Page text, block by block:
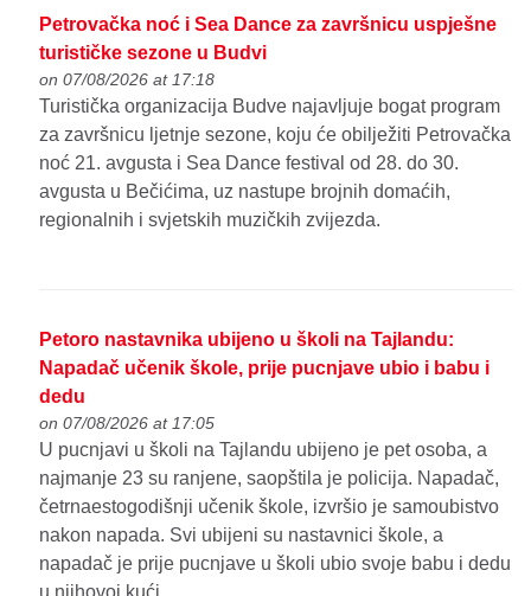
Petrovačka noć i Sea Dance za završnicu uspješne
turističke sezone u Budvi
on 07/08/2026 at 17:18
Turistička organizacija Budve najavljuje bogat program
za završnicu ljetnje sezone, koju će obilježiti Petrovačka
noć 21. avgusta i Sea Dance festival od 28. do 30.
avgusta u Bečićima, uz nastupe brojnih domaćih,
regionalnih i svjetskih muzičkih zvijezda.
Petoro nastavnika ubijeno u školi na Tajlandu:
Napadač učenik škole, prije pucnjave ubio i babu i
dedu
on 07/08/2026 at 17:05
U pucnjavi u školi na Tajlandu ubijeno je pet osoba, a
najmanje 23 su ranjene, saopštila je policija. Napadač,
četrnaestogodišnji učenik škole, izvršio je samoubistvo
nakon napada. Svi ubijeni su nastavnici škole, a
napadač je prije pucnjave u školi ubio svoje babu i dedu
u njihovoj kući.